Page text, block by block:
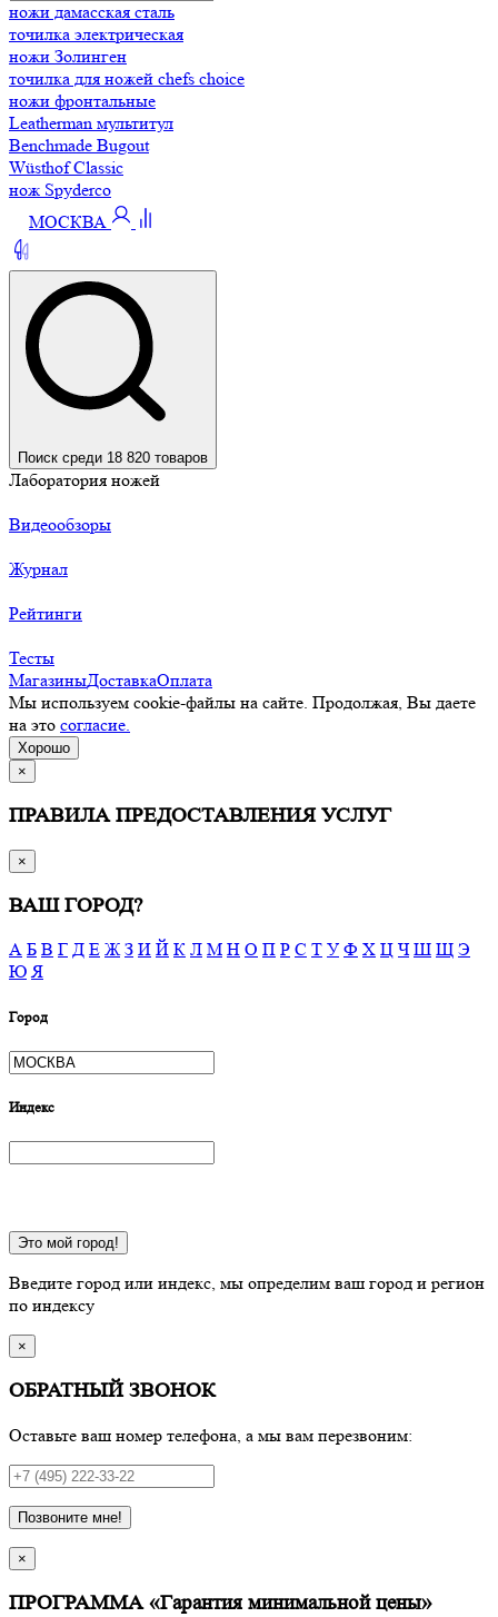
ножи дамасская сталь
точилка электрическая
ножи Золинген
точилка для ножей chefs choice
ножи фронтальные
Leatherman мультитул
Benchmade Bugout
Wüsthof Classic
нож Spyderco
МОСКВА
Поиск среди 18 820 товаров
Лаборатория ножей
Видеообзоры
Журнал
Рейтинги
Тесты
МагазиныДоставкаОплата
Мы используем cookie-файлы на сайте. Продолжая, Вы даете
на это согласие.
Хорошо
×
ПРАВИЛА ПРЕДОСТАВЛЕНИЯ УСЛУГ
×
ВАШ ГОРОД?
А Б В Г Д Е Ж З И Й К Л М Н О П Р С Т У Ф Х Ц Ч Ш Щ Э
Ю Я
Город
Индекс
Это мой город!
Введите город или индекс, мы определим ваш город и регион
по индексу
×
ОБРАТНЫЙ ЗВОНОК
Оставьте ваш номер телефона, а мы вам перезвоним:
Позвоните мне!
×
ПРОГРАММА «Гарантия минимальной цены»